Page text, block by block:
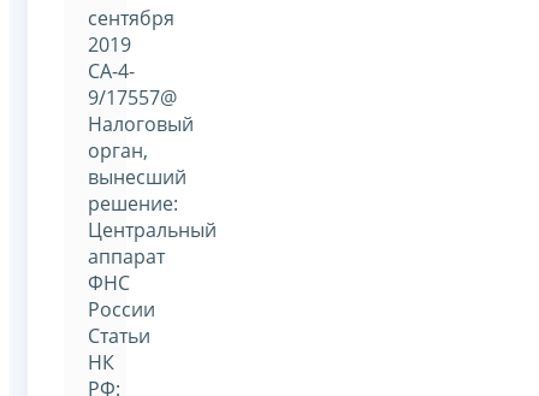
сентября
2019
СА-4-
9/17557@
Налоговый
орган,
вынесший
решение:
Центральный
аппарат
ФНС
России
Статьи
НК
РФ: